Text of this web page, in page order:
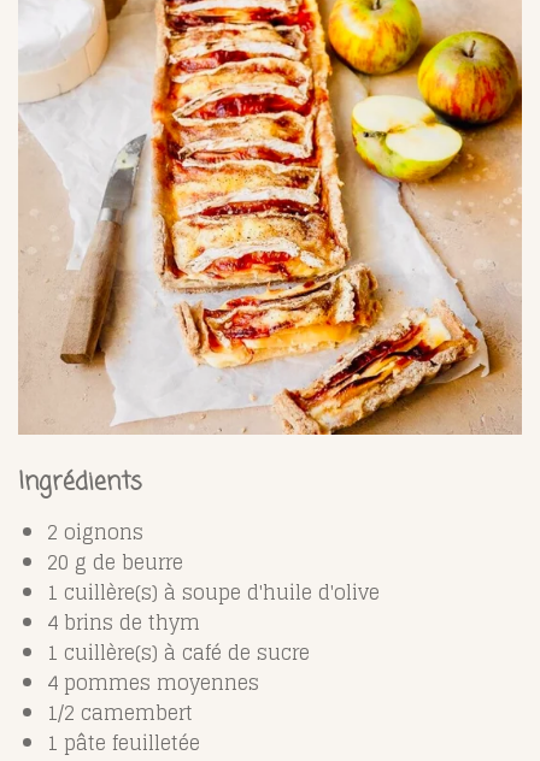
Ingrédients
2 oignons
20 g de beurre
1 cuillère(s) à soupe d'huile d'olive
4 brins de thym
1 cuillère(s) à café de sucre
4 pommes moyennes
1/2 camembert
1 pâte feuilletée